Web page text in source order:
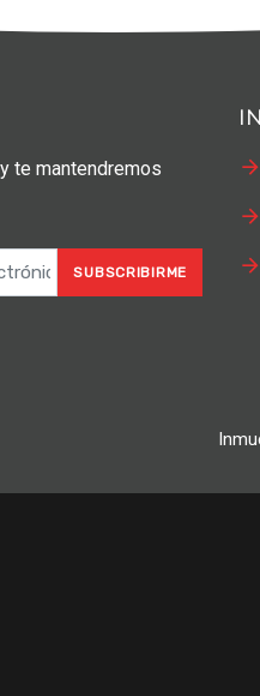
te mantendremos
SUBSCRIBIRME